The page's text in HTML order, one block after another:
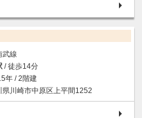
武線
/ 徒歩14分
年 / 2階建
県川崎市中原区上平間1252